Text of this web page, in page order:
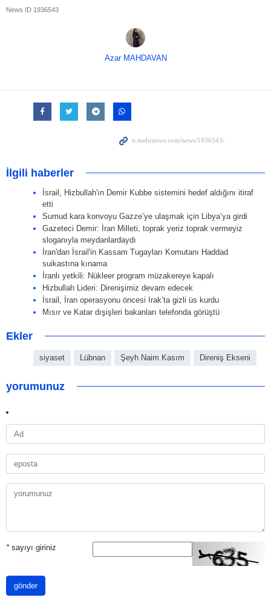
News ID 1936543
Azar MAHDAVAN
İlgili haberler
İsrail, Hizbullah'ın Demir Kubbe sistemini hedef aldığını itiraf
etti
Sumud kara konvoyu Gazze’ye ulaşmak için Libya’ya girdi
Gazeteci Demir: İran Milleti, toprak yeriz toprak vermeyiz
sloganıyla meydanlardaydı
İran'dan İsrail'in Kassam Tugayları Komutanı Haddad
suikastına kınama
İranlı yetkili: Nükleer program müzakereye kapalı
Hizbullah Lideri: Direnişimiz devam edecek
İsrail, İran operasyonu öncesi Irak’ta gizli üs kurdu
Mısır ve Katar dışişleri bakanları telefonda görüştü
Ekler
siyaset Lübnan Şeyh Naim Kasım Direniş Ekseni
yorumunuz
*sayıyı giriniz
gönder